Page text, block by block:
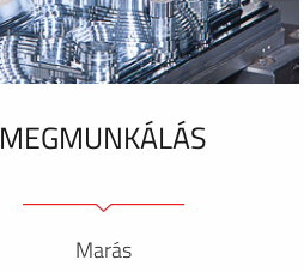
MEGMUNKÁLÁS
Marás